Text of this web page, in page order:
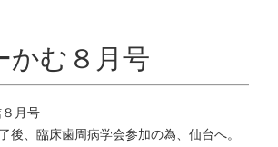
へ
ス
プ
かむ８月号
月号
後、臨床歯周病学会参加の為、仙台へ。